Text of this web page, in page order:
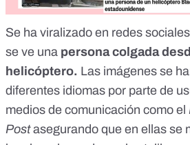
Se ha viralizado en redes
se ve una persona colgada
helicóptero. Las imágenes se
diferentes idiomas por parte de
medios de comunicación como el
Postasegurando que en ellas se